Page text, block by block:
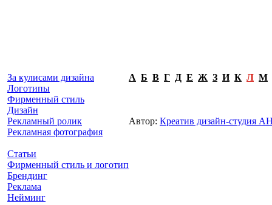
За кулисами дизайна
Логотипы
Фирменный стиль
Дизайн
Рекламный ролик
Рекламная фотография
Статьи
Фирменный стиль и логотип
Брендинг
Реклама
Нейминг
А Б В Г Д Е Ж З И К Л М
Автор: Креатив дизайн-студия